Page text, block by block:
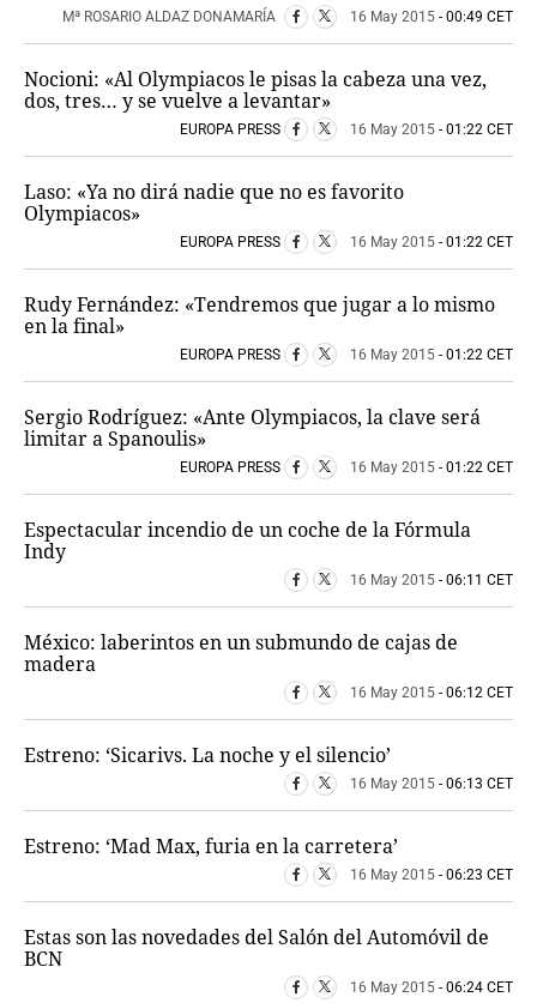
Mª ROSARIO ALDAZ DONAMARÍA 16 May 2015 - 00:49 CET
Nocioni: «Al Olympiacos le pisas la cabeza una vez,
dos, tres… y se vuelve a levantar»
EUROPA PRESS 16 May 2015 - 01:22 CET
Laso: «Ya no dirá nadie que no es favorito
Olympiacos»
EUROPA PRESS 16 May 2015 - 01:22 CET
Rudy Fernández: «Tendremos que jugar a lo mismo
en la final»
EUROPA PRESS 16 May 2015 - 01:22 CET
Sergio Rodríguez: «Ante Olympiacos, la clave será
limitar a Spanoulis»
EUROPA PRESS 16 May 2015 - 01:22 CET
Espectacular incendio de un coche de la Fórmula
Indy
16 May 2015 - 06:11 CET
México: laberintos en un submundo de cajas de
madera
16 May 2015 - 06:12 CET
Estreno: ‘Sicarivs. La noche y el silencio’
16 May 2015 - 06:13 CET
Estreno: ‘Mad Max, furia en la carretera’
16 May 2015 - 06:23 CET
Estas son las novedades del Salón del Automóvil de
BCN
16 May 2015 - 06:24 CET